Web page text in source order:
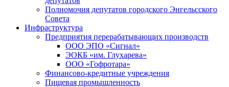
Полномочия депутатов городского Энгельсского
Совета
Инфраструктура
Предприятия перерабатывающих производств
ООО ЭПО «Сигнал»
ЭОКБ «им. Глухарева»
ООО «Гофротара»
Финансово-кредитные учреждения
Пищевая промышленность